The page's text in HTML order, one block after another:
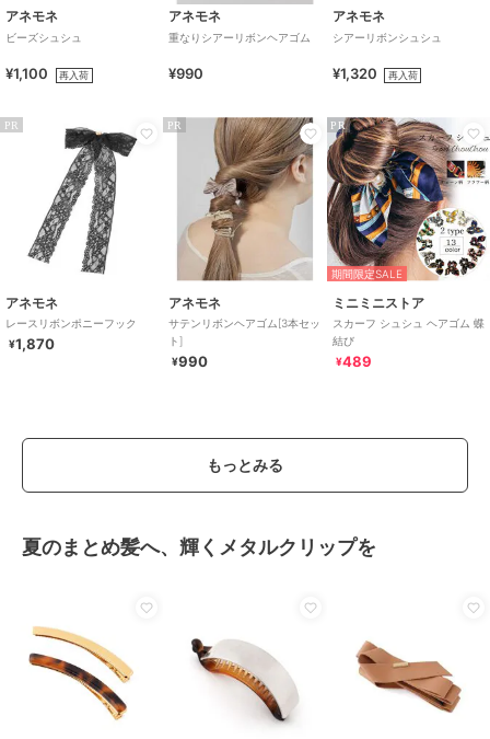
アネモネ
ビーズシュシュ
¥1,100 再入荷
アネモネ
重なりシアーリボンヘアゴム
¥990
アネモネ
シアーリボンシュシュ
¥1,320 再入荷
PR
アネモネ
レースリボンポニーフック
¥1,870
PR
アネモネ
サテンリボンヘアゴム[3本セッ
ト]
¥990
PR
期間限定SALE
ミニミニストア
スカーフ シュシュ ヘアゴム 蝶
結び
¥489
もっとみる
夏のまとめ髪へ、輝くメタルクリップを